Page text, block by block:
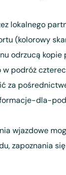
lokalnego
(kolorowy
odrzucą
podróż
za
dla-
wjazdowe
zapoznania